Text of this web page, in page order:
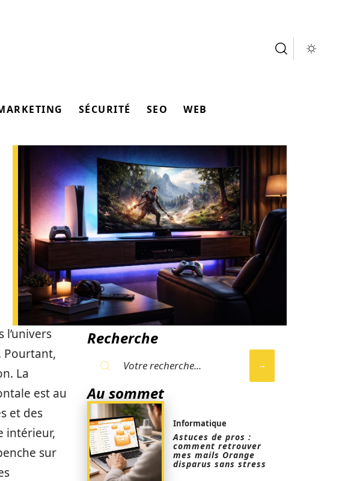
SÉCURITÉ SEO WEB
l’univers
Pourtant,
La
est au
et des
intérieur,
sur
Recherche
Au sommet
Informatique
Astuces de pros :
comment retrouver
mes mails Orange
disparus sans stress